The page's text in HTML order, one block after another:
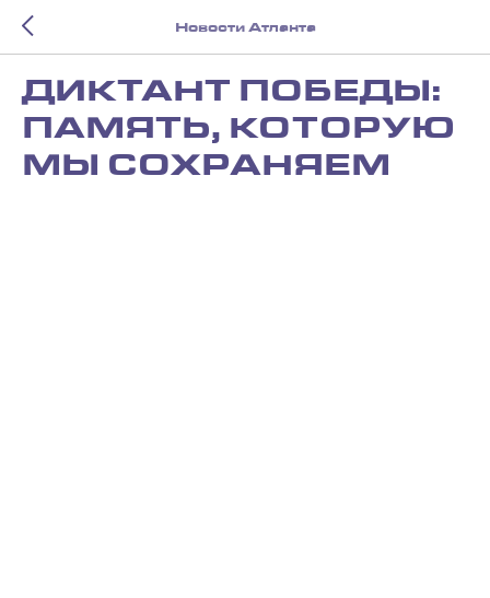
Новости Атланта
ДИКТАНТ ПОБЕДЫ:
ПАМЯТЬ, КОТОРУЮ
МЫ СОХРАНЯЕМ